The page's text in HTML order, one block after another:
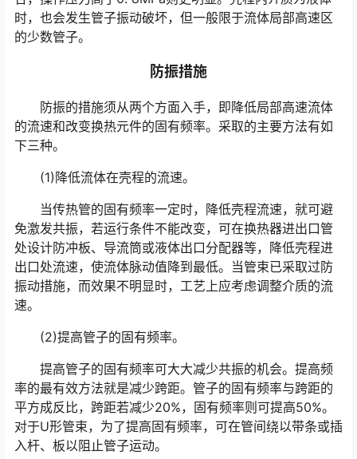
时，也会发生管子振动破坏，但一般限于流体局部高速区
的少数管子。
防振措施
防振的措施须从两个方面入手，即降低局部高速流体
的流速和改变换热元件的固有频率。采取的主要方法有如
下三种。
(1)降低流体在壳程的流速。
当传热管的固有频率一定时，降低壳程流速，就可避
免激发共振，若运行条件不能改变，可在换热器进出口管
处设计防冲板、导流筒或液体出口分配器等，降低壳程进
出口处流速，使流体脉动值降到最低。当管束已采取过防
振动措施，而效果不明显时，工艺上应考虑调整介质的流
速。
(2)提高管子的固有频率。
提高管子的固有频率可大大减少共振的机会。提高频
率的最有效方法就是减少跨距。管子的固有频率与跨距的
平方成反比，跨距若减少20%，固有频率则可提高50%。
对于U形管束，为了提高固有频率，可在管间绕以带条或插
入杆、板以阻止管子运动。